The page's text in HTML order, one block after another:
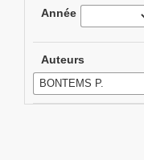
Année
Auteurs